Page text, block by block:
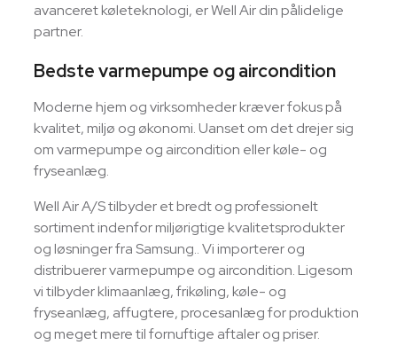
avanceret køleteknologi, er Well Air din pålidelige
partner.
Bedste varmepumpe og aircondition
Moderne hjem og virksomheder kræver fokus på
kvalitet, miljø og økonomi. Uanset om det drejer sig
om varmepumpe og aircondition eller køle- og
fryseanlæg.
Well Air A/S tilbyder et bredt og professionelt
sortiment indenfor miljørigtige kvalitetsprodukter
og løsninger fra Samsung.. Vi importerer og
distribuerer varmepumpe og aircondition. Ligesom
vi tilbyder klimaanlæg, frikøling, køle- og
fryseanlæg, affugtere, procesanlæg for produktion
og meget mere til fornuftige aftaler og priser.